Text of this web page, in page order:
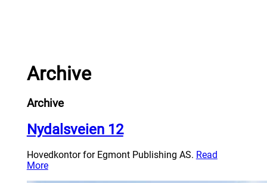
Archive
Archive
Nydalsveien 12
Hovedkontor for Egmont Publishing AS. Read
More